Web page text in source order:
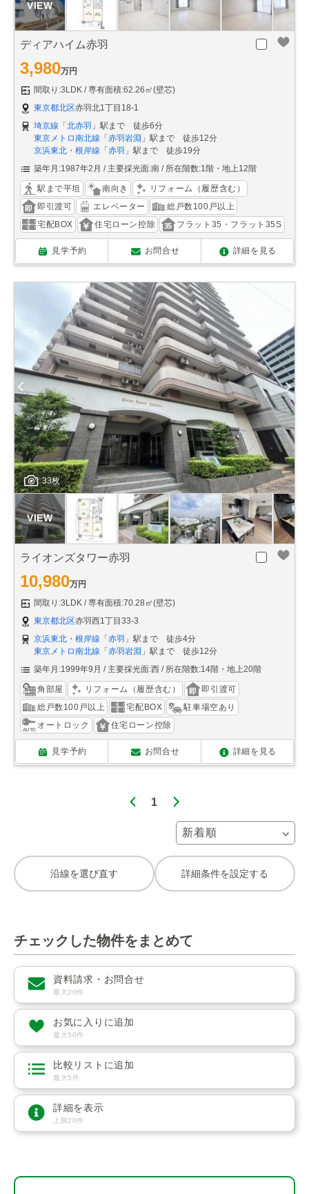
ディアハイム赤羽
3,980万円
間取り:3LDK
専有面積:62.26㎡(壁芯)
東京都北区赤羽北1丁目18-1
埼京線 「 北赤羽 」駅まで 徒歩6分
東京メトロ南北線 「 赤羽岩淵 」駅まで 徒歩12分
京浜東北・根岸線 「 赤羽 」駅まで 徒歩19分
築年月:1987年2月
主要採光面:南 所在階数:1階・地上12階
駅まで平坦 南向き
リフォーム（履歴含む）
即引渡可
エレベーター
総戸数100戸以上
宅配BOX
住宅ローン控除 フラット35・フラット35S
見学予約 お問合せ 詳細を見る
33枚
ライオンズタワー赤羽
10,980万円
間取り:3LDK
専有面積:70.28㎡(壁芯)
東京都北区赤羽西1丁目33-3
京浜東北・根岸線 「赤羽 」駅まで 徒歩4分
東京メトロ南北線 「赤羽岩淵 」駅まで 徒歩12分
築年月:1999年9月
主要採光面:西 所在階数:14階・地上20階
角部屋 リフォーム（履歴含む）
即引渡可
総戸数100戸以上
宅配BOX
駐車場空あり
オートロック
住宅ローン控除
見学予約 お問合せ 詳細を見る
1
沿線を選び直す 詳細条件を設定する
チェックした物件をまとめて
資料請求・お問合せ
最大20件
お気に入りに追加
最大50件
比較リストに追加
最大5件
詳細を表示
上限20件